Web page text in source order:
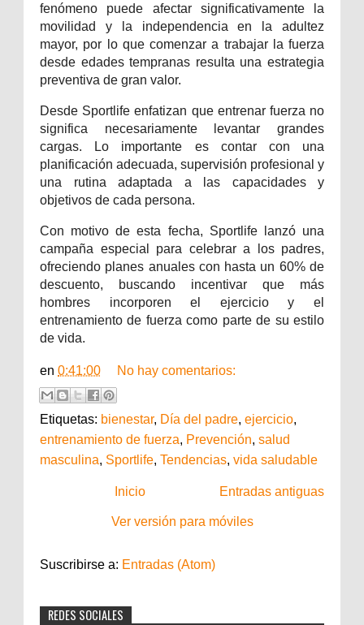
fenómeno puede afectar significativamente la
movilidad y la independencia en la adultez
mayor, por lo que comenzar a trabajar la fuerza
desde edades tempranas resulta una estrategia
preventiva de gran valor.
Desde Sportlife enfatizan que entrenar fuerza no
significa necesariamente levantar grandes
cargas. Lo importante es contar con una
planificación adecuada, supervisión profesional y
una rutina adaptada a las capacidades y
objetivos de cada persona.
Con motivo de esta fecha, Sportlife lanzó una
campaña especial para celebrar a los padres,
ofreciendo planes anuales con hasta un 60% de
descuento, buscando incentivar que más
hombres incorporen el ejercicio y el
entrenamiento de fuerza como parte de su estilo
de vida.
en 0:41:00 No hay comentarios:
Etiquetas: bienestar, Día del padre, ejercicio,
entrenamiento de fuerza, Prevención, salud
masculina, Sportlife, Tendencias, vida saludable
Entradas antiguas
Inicio
Ver versión para móviles
Suscribirse a: Entradas (Atom)
REDES SOCIALES